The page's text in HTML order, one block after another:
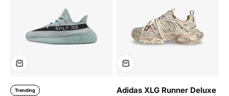
Trending
Adidas XLG Runner Deluxe